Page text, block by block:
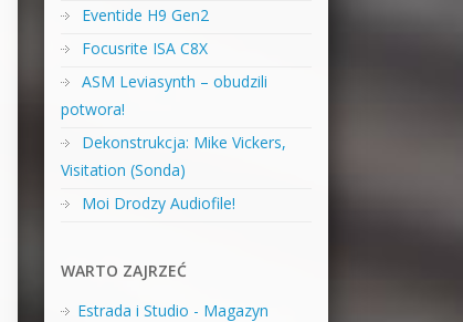
Eventide H9 Gen2
Focusrite ISA C8X
ASM Leviasynth – obudzili
potwora!
Dekonstrukcja: Mike Vickers,
Visitation (Sonda)
Moi Drodzy Audiofile!
WARTO ZAJRZEĆ
Estrada i Studio - Magazyn